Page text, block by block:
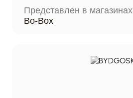
Представлен в магазинах
Bo-Box